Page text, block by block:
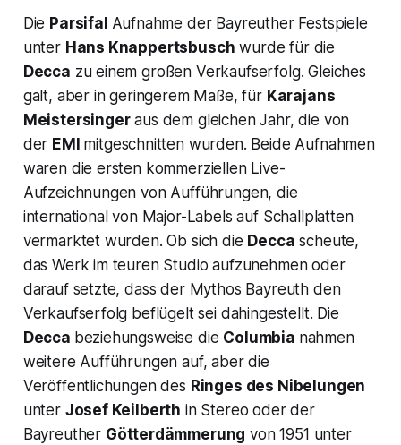
Die Parsifal Aufnahme der Bayreuther Festspiele
unter Hans Knappertsbusch wurde für die
Decca zu einem großen Verkaufserfolg. Gleiches
galt, aber in geringerem Maße, für Karajans
Meistersingeraus dem gleichen Jahr, die von
der EMI mitgeschnitten wurden. Beide Aufnahmen
waren die ersten kommerziellen Live-
Aufzeichnungen von Aufführungen, die
international von Major-Labels auf Schallplatten
vermarktet wurden. Ob sich die Decca scheute,
das Werk im teuren Studio aufzunehmen oder
darauf setzte, dass der Mythos Bayreuth den
Verkaufserfolg beflügelt sei dahingestellt. Die
Decca beziehungsweise die Columbia nahmen
weitere Aufführungen auf, aber die
Veröffentlichungen des Ringes des Nibelungen
unter Josef Keilberth in Stereo oder der
Bayreuther Götterdämmerung von 1951 unter